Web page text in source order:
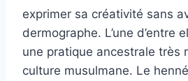
exprimer sa créativité sans
dermographe. L’une d’entre
une pratique ancestrale très
culture musulmane. Le